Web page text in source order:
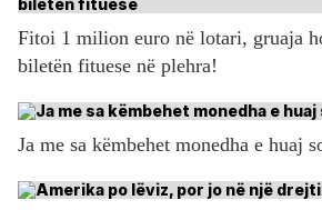
Fitoi 1 milion euro në lotari, gruaja
biletën fituese në plehra!
Ja me sa këmbehet monedha e huaj